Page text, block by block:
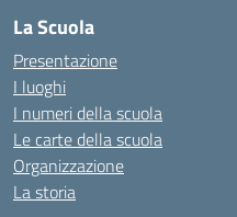
La Scuola
Presentazione
I luoghi
I numeri della scuola
Le carte della scuola
Organizzazione
La storia